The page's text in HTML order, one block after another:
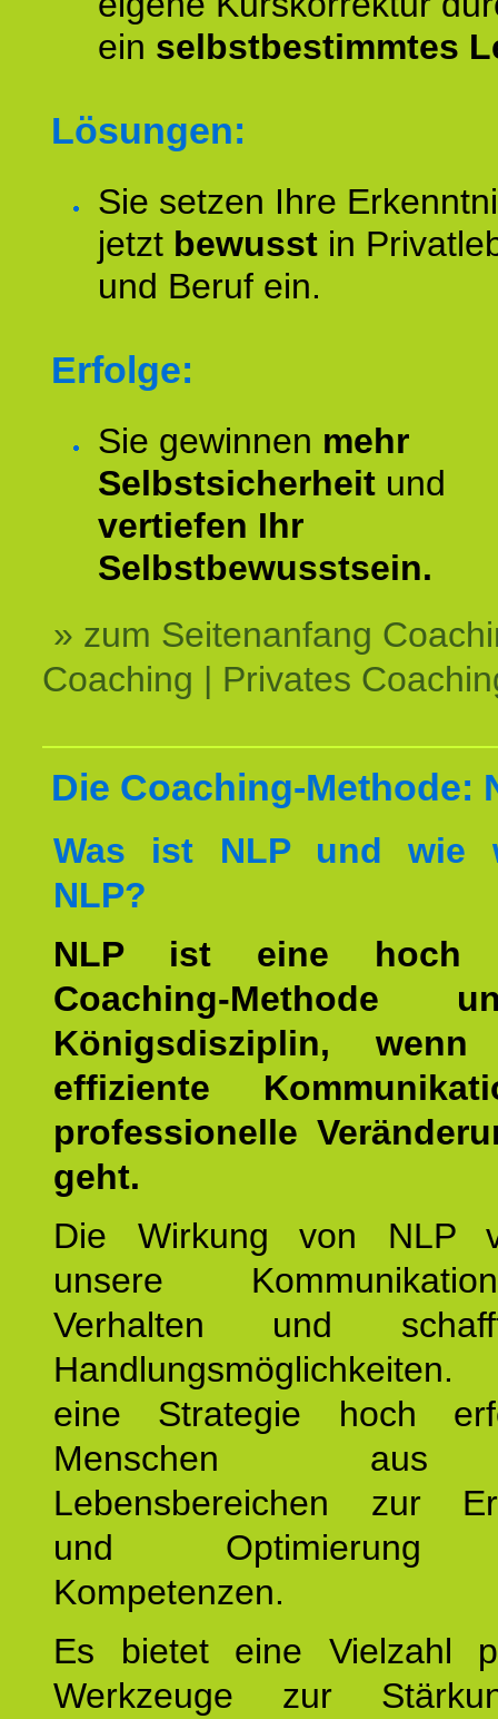
ein selbstbestimmtes
Lösungen:
Sie setzen Ihre
jetzt bewusst in
und Beruf ein.
Erfolge:
Sie gewinnen mehr
Selbstsicherheit und
vertiefen Ihr
Selbstbewusstsein.
» zum Seitenanfang
Coaching | Privates
Die Coaching-Methode:
Was ist NLP und wie
NLP?
NLP ist eine hoch
Coaching-Methode
Königsdisziplin,
effiziente
professionelle
geht.
Die Wirkung von NLP
unsere
Verhalten und
eine Strategie hoch
Menschen
Lebensbereichen zur
und Optimierung
Kompetenzen.
Es bietet eine Vielzahl
Werkzeuge zur